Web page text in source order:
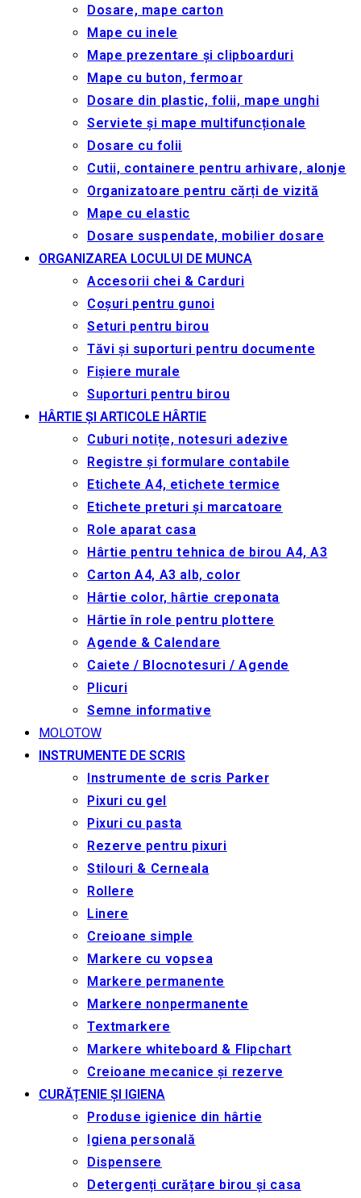
Dosare, mape carton
Mape cu inele
Mape prezentare și clipboarduri
Mape cu buton, fermoar
Dosare din plastic, folii, mape unghi
Serviete și mape multifuncționale
Dosare cu folii
Cutii, containere pentru arhivare, alonje
Organizatoare pentru cărți de vizită
Mape cu elastic
Dosare suspendate, mobilier dosare
ORGANIZAREA LOCULUI DE MUNCA
Accesorii chei & Сarduri
Coșuri pentru gunoi
Seturi pentru birou
Tăvi și suporturi pentru documente
Fișiere murale
Suporturi pentru birou
HÂRTIE ȘI ARTICOLE HÂRTIE
Cuburi notițe, notesuri adezive
Registre și formulare contabile
Etichete A4, etichete termice
Etichete preturi și marcatoare
Role aparat casa
Hârtie pentru tehnica de birou A4, A3
Carton A4, A3 alb, color
Hârtie color, hârtie creponata
Hârtie în role pentru plottere
Agende & Calendare
Caiete / Blocnotesuri / Agende
Plicuri
Semne informative
MOLOTOW
INSTRUMENTE DE SCRIS
Instrumente de scris Parker
Pixuri cu gel
Pixuri cu pasta
Rezerve pentru pixuri
Stilouri & Сerneala
Rollere
Linere
Creioane simple
Markere cu vopsea
Markere permanente
Markere nonpermanente
Textmarkere
Markere whiteboard & Flipchart
Creioane mecanice și rezerve
CURĂȚENIE ȘI IGIENA
Produse igienice din hârtie
Igiena personală
Dispensere
Detergenți curățare birou și casa